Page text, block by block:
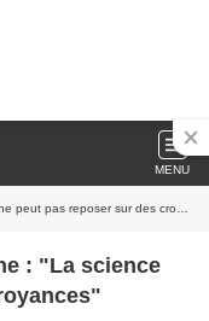
MENU
pas reposer sur des croyances"
: "La science